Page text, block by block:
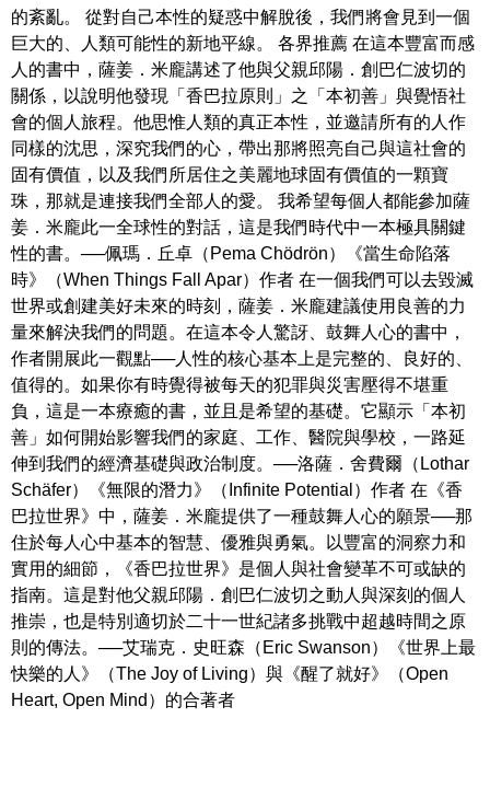
的紊亂。 從對自己本性的疑惑中解脫後，我們將會見到一個
巨大的、人類可能性的新地平線。 各界推薦 在這本豐富而感
人的書中，薩姜．米龐講述了他與父親邱陽．創巴仁波切的
關係，以說明他發現「香巴拉原則」之「本初善」與覺悟社
會的個人旅程。他思惟人類的真正本性，並邀請所有的人作
同樣的沈思，深究我們的心，帶出那將照亮自己與這社會的
固有價值，以及我們所居住之美麗地球固有價值的一顆寶
珠，那就是連接我們全部人的愛。 我希望每個人都能參加薩
姜．米龐此一全球性的對話，這是我們時代中一本極具關鍵
性的書。──佩瑪．丘卓（Pema Chödrön）《當生命陷落
時》（When Things Fall Apar）作者 在一個我們可以去毀滅
世界或創建美好未來的時刻，薩姜．米龐建議使用良善的力
量來解決我們的問題。在這本令人驚訝、鼓舞人心的書中，
作者開展此一觀點──人性的核心基本上是完整的、良好的、
值得的。如果你有時覺得被每天的犯罪與災害壓得不堪重
負，這是一本療癒的書，並且是希望的基礎。它顯示「本初
善」如何開始影響我們的家庭、工作、醫院與學校，一路延
伸到我們的經濟基礎與政治制度。──洛薩．舍費爾（Lothar
Schäfer）《無限的潛力》（Infinite Potential）作者 在《香
巴拉世界》中，薩姜．米龐提供了一種鼓舞人心的願景──那
住於每人心中基本的智慧、優雅與勇氣。以豐富的洞察力和
實用的細節，《香巴拉世界》是個人與社會變革不可或缺的
指南。這是對他父親邱陽．創巴仁波切之動人與深刻的個人
推崇，也是特別適切於二十一世紀諸多挑戰中超越時間之原
則的傳法。──艾瑞克．史旺森（Eric Swanson）《世界上最
快樂的人》（The Joy of Living）與《醒了就好》（Open
Heart, Open Mind）的合著者